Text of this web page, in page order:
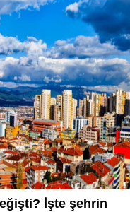
İşte şehrin